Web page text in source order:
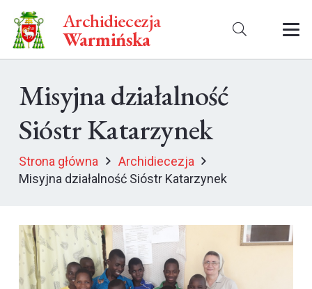
Archidiecezja
Warmińska
Misyjna działalność
Sióstr Katarzynek
Strona główna
Archidiecezja
Misyjna działalność Sióstr Katarzynek